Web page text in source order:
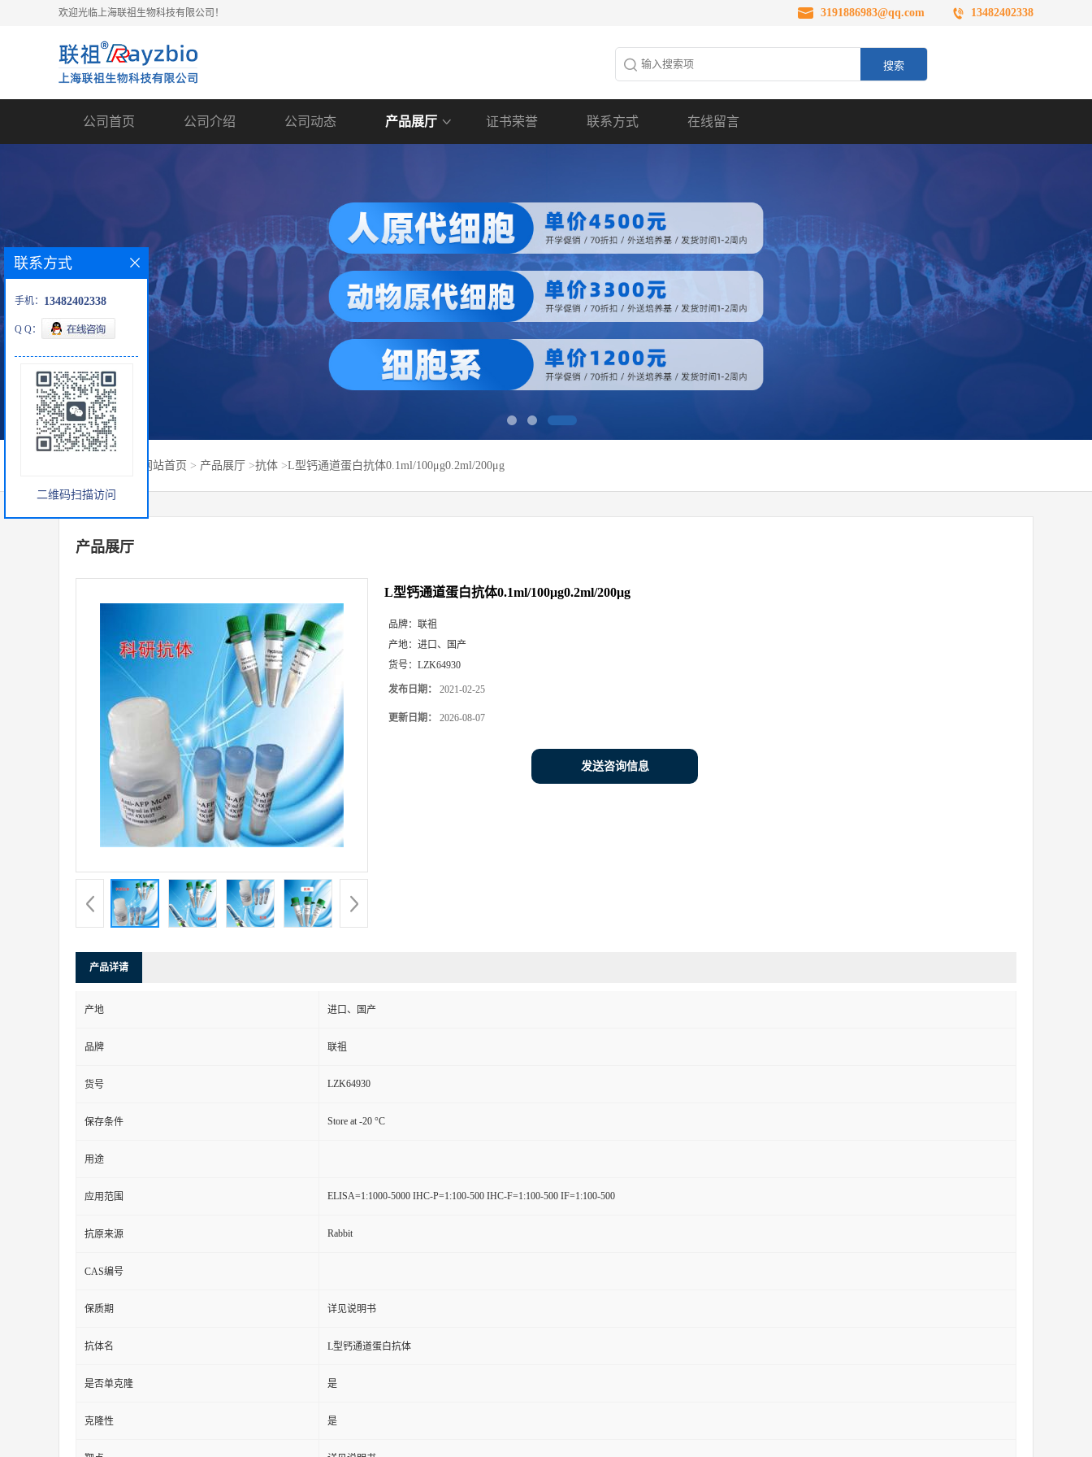
欢迎光临上海联祖生物科技有限公司！ 3191886983@qq.com 13482402338
公司首页 公司介绍 公司动态 产品展厅 证书荣誉 联系方式 在线留言
网站首页 > 产品展厅 >抗体 >L型钙通道蛋白抗体0.1ml/100μg0.2ml/200μg
产品展厅
L型钙通道蛋白抗体0.1ml/100μg0.2ml/200μg
品牌： 联祖
产地： 进口、国产
货号： LZK64930
发布日期： 2021-02-25
更新日期： 2026-08-07
发送咨询信息
产品详请
产地 进口、国产
品牌 联祖
货号 LZK64930
保存条件 Store at -20 °C
用途
应用范围 ELISA=1:1000-5000 IHC-P=1:100-500 IHC-F=1:100-500 IF=1:100-500
抗原来源 Rabbit
CAS编号
保质期 详见说明书
抗体名 L型钙通道蛋白抗体
是否单克隆 是
克隆性 是
联系方式
手机： 13482402338
Q Q：
二维码扫描访问